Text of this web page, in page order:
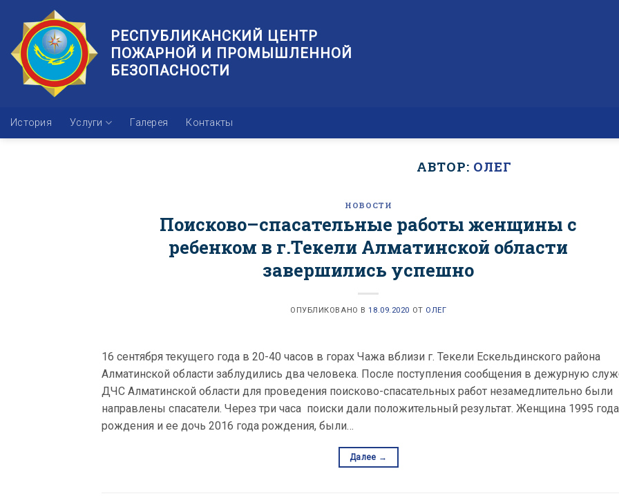
content
РЕСПУБЛИКАНСКИЙ ЦЕНТР
ПОЖАРНОЙ И ПРОМЫШЛЕННОЙ
БЕЗОПАСНОСТИ
История Услуги Галерея Контакты
АВТОР: ОЛЕГ
НОВОСТИ
Поисково–спасательные работы женщины с
ребенком в г.Текели Алматинской области
завершились успешно
ОПУБЛИКОВАНО В18.09.2020 ОТ ОЛЕГ
16 сентября текущего года в 20-40 часов в горах Чажа вблизи г. Текели Ескельдинского района
Алматинской области заблудились два человека. После поступления сообщения в дежурную
ДЧС Алматинской области для проведения поисково-спасательных работ незамедлительно были
направлены спасатели. Через три часа поиски дали положительный результат. Женщина 1995 года
рождения и ее дочь 2016 года рождения, были…
Далее →